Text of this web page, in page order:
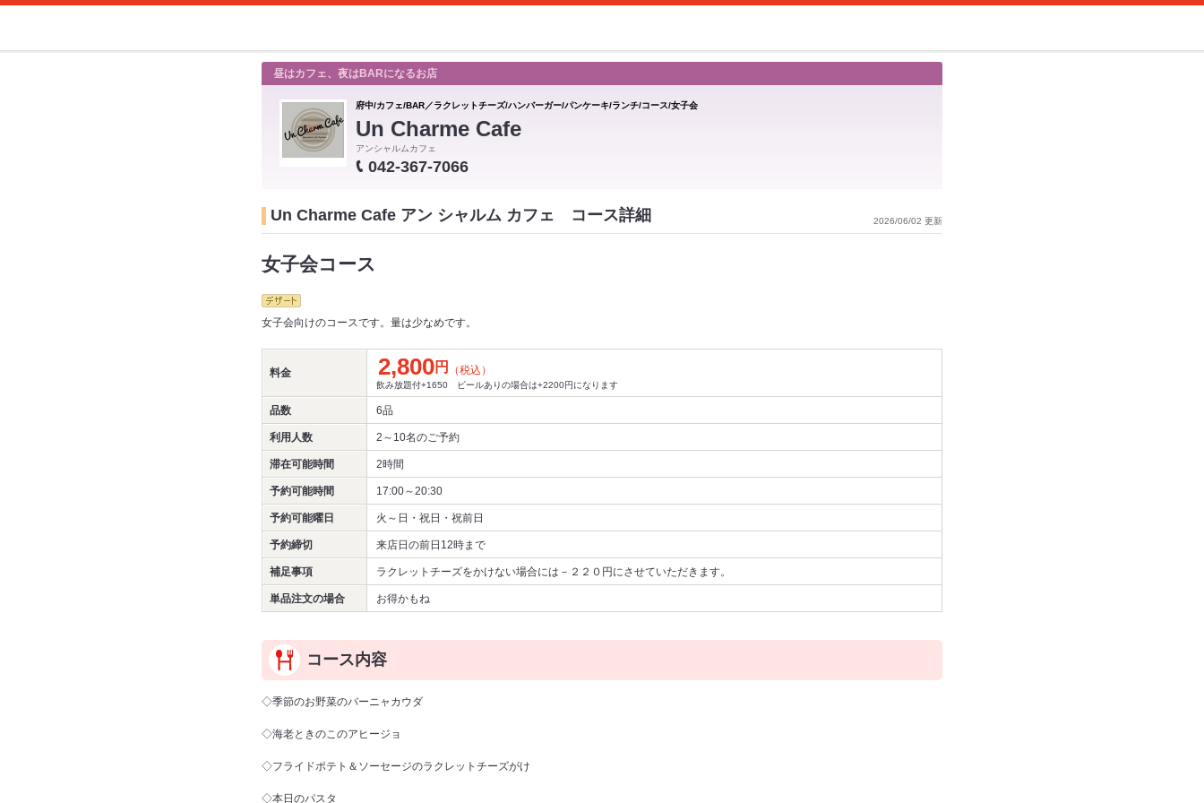
昼はカフェ、夜はBARになるお店
府中/カフェ/BAR／ラクレットチーズ/ハンバーガー/パンケーキ/ランチ/コース/女子会
Un Charme Cafe
アンシャルムカフェ
042-367-7066
2026/06/02 更新
Un Charme Cafe アン シャルム カフェ コース詳細
女子会コース
女子会向けのコースです。量は少なめです。
料金 2,800円 （税込）
飲み放題付+1650 ビールありの場合は+2200円になります
品数 6品
利用人数 2～10名のご予約
滞在可能時間 2時間
予約可能時間 17:00～20:30
予約可能曜日 火～日・祝日・祝前日
予約締切 来店日の前日12時まで
補足事項 ラクレットチーズをかけない場合には－２２０円にさせていただきます。
単品注文の場合 お得かもね
コース内容
◇季節のお野菜のバーニャカウダ
◇海老ときのこのアヒージョ
◇フライドポテト＆ソーセージのラクレットチーズがけ
◇本日のパスタ